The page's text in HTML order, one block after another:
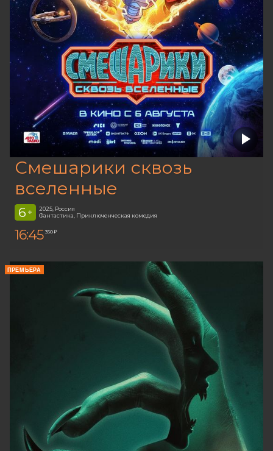
Смешарики сквозь
вселенные
6 +
2025, Россия
Фантастика, Приключенческая комедия
16:45 350 ₽
ПРЕМЬЕРА